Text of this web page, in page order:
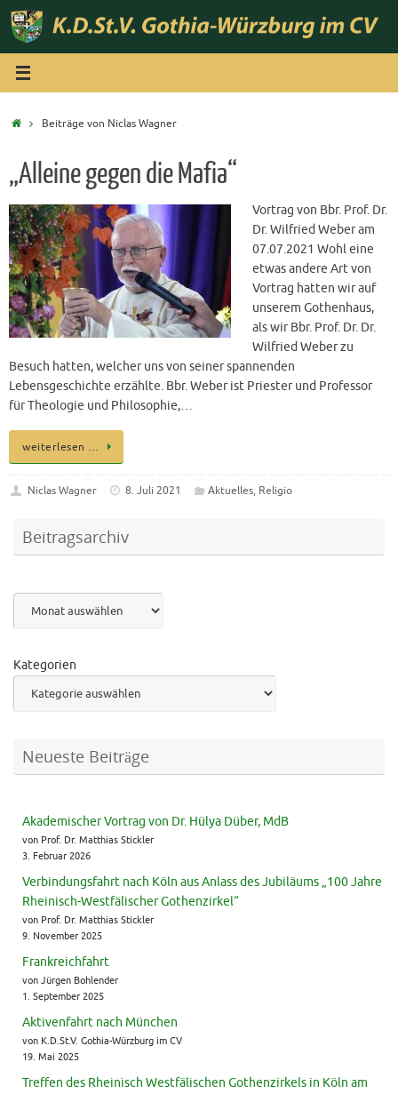
Zum
Inhalt
springen
StartBeiträge von Niclas Wagner
„Alleine gegen die Mafia“
Vortrag von Bbr. Prof. Dr.
Dr. Wilfried Weber am
07.07.2021 Wohl eine
etwas andere Art von
Vortrag hatten wir auf
unserem Gothenhaus,
als wir Bbr. Prof. Dr. Dr.
Wilfried Weber zu
Besuch hatten, welcher uns von seiner spannenden
Lebensgeschichte erzählte. Bbr. Weber ist Priester und Professor
für Theologie und Philosophie,…
weiterlesen …
Niclas Wagner 8. Juli 2021 Aktuelles, Religio
Beitragsarchiv
Kategorien
Neueste Beiträge
Akademischer Vortrag von Dr. Hülya Düber, MdB
von Prof. Dr. Matthias Stickler
3. Februar 2026
Verbindungsfahrt nach Köln aus Anlass des Jubiläums „100 Jahre
Rheinisch-Westfälischer Gothenzirkel“
von Prof. Dr. Matthias Stickler
9. November 2025
Frankreichfahrt
von Jürgen Bohlender
1. September 2025
Aktivenfahrt nach München
von K.D.St.V. Gothia-Würzburg im CV
19. Mai 2025
Treffen des Rheinisch Westfälischen Gothenzirkels in Köln am